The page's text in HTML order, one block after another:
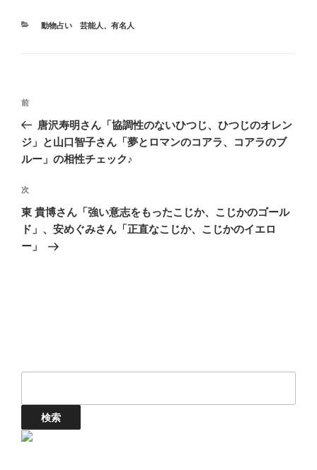
カ
動物占い 芸能人、有名人
投
ナ
ビ
ー
シ
ョ
ン
前
の
投
稿
前
唐沢寿明さん「協調性のないひつじ、ひつじのオレン
ジ」と山口智子さん「夢とロマンのコアラ、コアラのブ
ルー」の相性チェック♪
次
の
投
次
東 貴博さん「強い意志をもったこじか、こじかのゴール
ド」、安めぐみさん「正直なこじか、こじかのイエロ
ー」